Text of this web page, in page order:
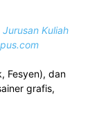
Kuliah
Fesyen), dan
grafis,